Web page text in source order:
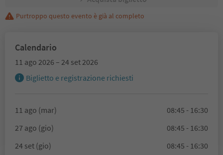
Purtroppo questo evento è già al completo
Calendario
11 ago 2026 – 24 set 2026
Biglietto e registrazione richiesti
11 ago (mar)
08:45 - 16:30
27 ago (gio)
08:45 - 16:30
24 set (gio)
08:45 - 16:30